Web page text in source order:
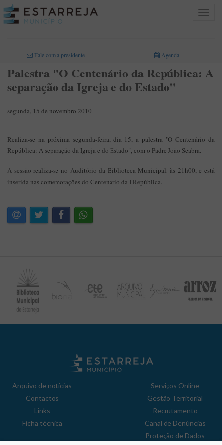
Toggle
Fale com a presidente Agenda
Palestra "O Centenário da República: A
separação da Igreja e do Estado"
segunda, 15 de novembro 2010
Realiza-se na próxima segunda-feira, dia 15, a palestra "O Centenário da
República: A separação da Igreja e do Estado", com o Padre João Seabra.
A sessão realiza-se no Auditório da Biblioteca Municipal, às 21h00, e está
inserida nas comemorações do Centenário da I República.
Arquivo de notícias
Contactos
Links
Ficha técnica
Serviços Online
Gestão Territorial
Recrutamento
Canal de Denúncias
Proteção de Dados